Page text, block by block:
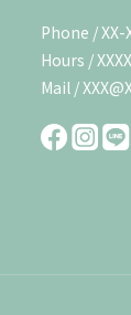
Phone / XX-
Hours /
Mail /